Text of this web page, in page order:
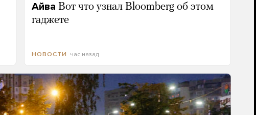
Айва Вот что узнал Bloomberg об этом
гаджете
НОВОСТИ час назад